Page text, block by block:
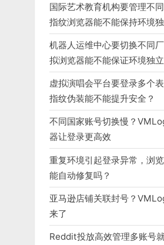
国际艺术教育机构要管理不
指纹浏览器能不能保持环境
机器人运维中心要切换不同
拟浏览器能不能保证环境独立
虚拟演唱会平台要登录多个
指纹伪装能不能提升安全？
不同国家账号切换慢？
器让登录更高效
重复环境引起登录异常，浏
能自动修复吗？
亚马逊店铺关联封号？
来了
Reddit投放高效管理多账号